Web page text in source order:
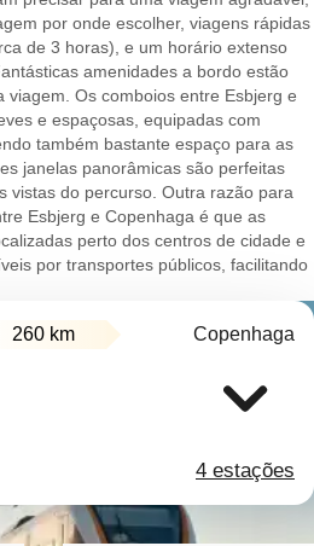
por onde escolher, viagens rápidas
de 3 horas), e um horário extenso
amenidades a bordo estão
Os comboios entre Esbjerg e
e espaçosas, equipadas com
também bastante espaço para as
janelas panorâmicas são perfeitas
vistas do percurso. Outra razão para
Esbjerg e Copenhaga é que as
perto dos centros de cidade e
por transportes públicos, facilitando
260 km Copenhaga
4 estações